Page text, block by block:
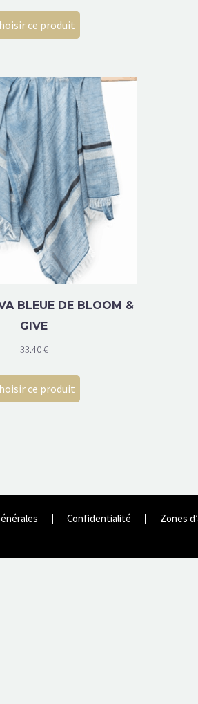
ce produit
BLEUE DE BLOOM &
GIVE
33.40€
ce produit
Confidentialité Zones